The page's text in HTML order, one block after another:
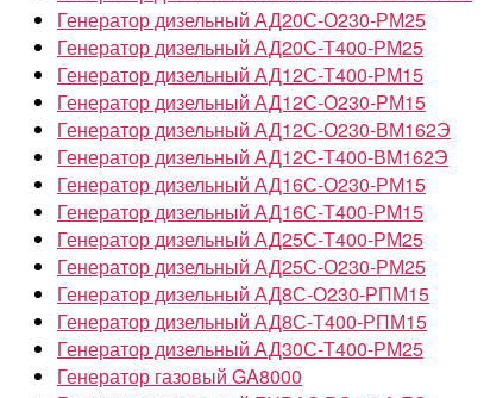
Генератор дизельный АД20С-О230-РМ25
Генератор дизельный АД20С-Т400-РМ25
Генератор дизельный АД12С-Т400-РМ15
Генератор дизельный АД12С-О230-РМ15
Генератор дизельный АД12С-О230-ВМ162Э
Генератор дизельный АД12С-Т400-ВМ162Э
Генератор дизельный АД16С-О230-РМ15
Генератор дизельный АД16С-Т400-РМ15
Генератор дизельный АД25С-Т400-РМ25
Генератор дизельный АД25С-О230-РМ25
Генератор дизельный АД8С-О230-РПМ15
Генератор дизельный АД8С-Т400-РПМ15
Генератор дизельный АД30С-Т400-РМ25
Генератор газовый GA8000